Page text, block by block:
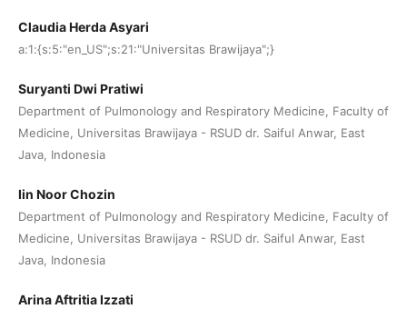
Claudia Herda Asyari
a:1:{s:5:"en_US";s:21:"Universitas Brawijaya";}
Suryanti Dwi Pratiwi
Department of Pulmonology and Respiratory Medicine, Faculty of
Medicine, Universitas Brawijaya - RSUD dr. Saiful Anwar, East
Java, Indonesia
Iin Noor Chozin
Department of Pulmonology and Respiratory Medicine, Faculty of
Medicine, Universitas Brawijaya - RSUD dr. Saiful Anwar, East
Java, Indonesia
Arina Aftritia Izzati